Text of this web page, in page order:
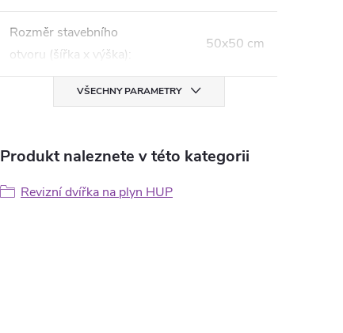
Rozměr stavebního
otvoru (šířka x výška):
50x50 cm
VŠECHNY PARAMETRY
Produkt naleznete v této kategorii
Revizní dvířka na plyn HUP